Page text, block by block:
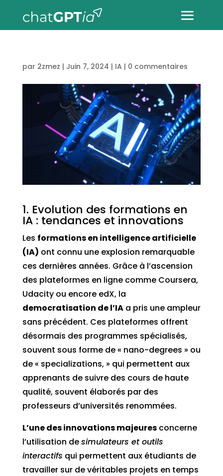
par 2zmez | Juin 7, 2024 | IA | 0 commentaires
1. Evolution des formations en
IA : tendances et innovations
Les formations en intelligence artificielle
(IA) ont connu une explosion remarquable
ces dernières années. Grâce à l’ascension
des plateformes en ligne comme Coursera,
Udacity ou encore edX, la
democratisation de l’IAa pris une ampleur
sans précédent. Ces plateformes offrent
désormais des programmes spécialisés,
souvent sous forme de « nano-degrees » ou
de « specializations, » qui permettent aux
apprenants de suivre des cours de haute
qualité, souvent élaborés par des
professeurs d’universités renommées.
L’une des innovations majeuresconcerne
l’utilisation desimulateurs et outils
interactifs qui permettent aux étudiants de
travailler sur de véritables projets en temps